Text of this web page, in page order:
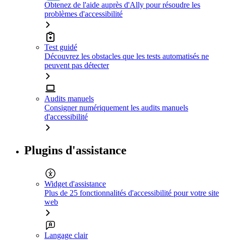
Obtenez de l'aide auprès d'Ally pour résoudre les
problèmes d'accessibilité
Test guidé
Découvrez les obstacles que les tests automatisés ne
peuvent pas détecter
Audits manuels
Consigner numériquement les audits manuels
d'accessibilité
Plugins d'assistance
Widget d'assistance
Plus de 25 fonctionnalités d'accessibilité pour votre site
web
Langage clair